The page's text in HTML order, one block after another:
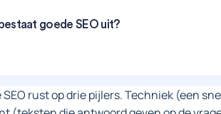
goede SEO uit?
SEO rust op drie pijlers. Techniek (een